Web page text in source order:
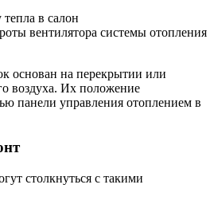
в салон
вентилятора системы отопления
основан на перекрытии или
воздуха. Их положение
панели управления отоплением в
столкнуться с такими